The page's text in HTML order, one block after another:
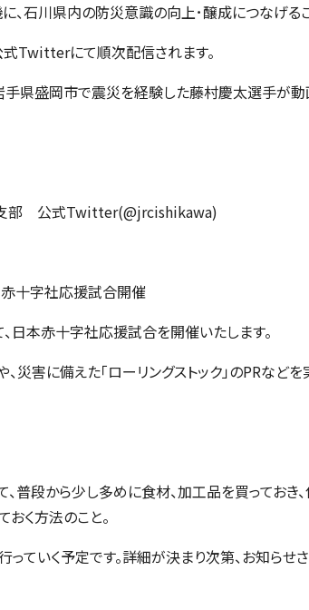
、石川県内の防災意識の向上･醸成につなげる
Twitterにて順次配信されます。
手県盛岡市で震災を経験した藤村慶太選手が動
部 公式Twitter(@jrcishikawa)
十字社応援試合開催
日本赤十字社応援試合を開催いたします。
災害に備えた「ローリングストック」のPRなどを
、普段から少し多めに食材、加工品を買っておき
く方法のこと。
ていく予定です。詳細が決まり次第、お知らせ